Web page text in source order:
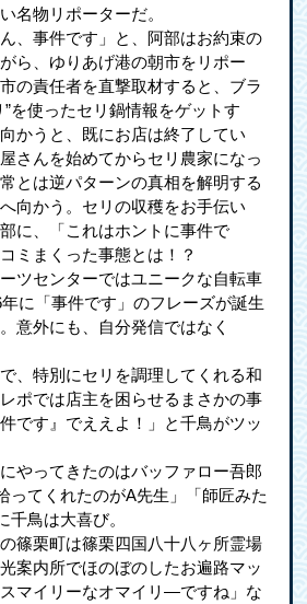
名物リポーターだ。
ん、事件です」と、阿部はお約束の
ら、ゆりあげ港の朝市をリポー
の責任者を直撃取材すると、ブラ
”を使ったセリ鍋情報をゲットす
かうと、既にお店は終了してい
さんを始めてからセリ農家になっ
とは逆パターンの真相を解明する
向かう。セリの収穫をお手伝い
に、「これはホントに事件で
ミまくった事態とは！？
ツセンターではユニークな自転車
に「事件です」のフレーズが誕生
意外にも、自分発信ではなく
、特別にセリを調理してくれる和
ポでは店主を困らせるまさかの事
です』でええよ！」と千鳥がツッ
やってきたのはバッファロー吾郎
ってくれたのがA先生」「師匠みた
千鳥は大喜び。
篠栗町は篠栗四国八十八ヶ所霊場
案内所でほのぼのしたお遍路マッ
マイリーなオマイリ―ですね」な